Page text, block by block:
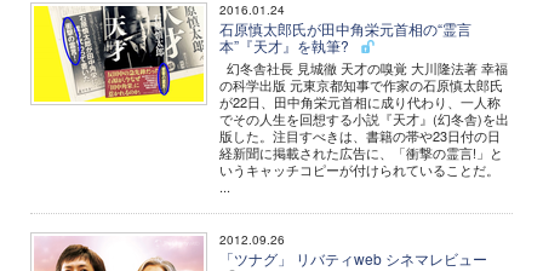
2016.01.24
石原慎太郎氏が田中角栄元首相の“霊言
本”『天才』を執筆?
幻冬舎社長 見城徹 天才の嗅覚 大川隆法著 幸福
の科学出版 元東京都知事で作家の石原慎太郎氏
が22日、田中角栄元首相に成り代わり、一人称
でその人生を回想する小説『天才』(幻冬舎)を出
版した。注目すべきは、書籍の帯や23日付の日
経新聞に掲載された広告に、「衝撃の霊言!」と
いうキャッチコピーが付けられていることだ。
...
2012.09.26
「ツナグ」 リバティweb シネマレビュー